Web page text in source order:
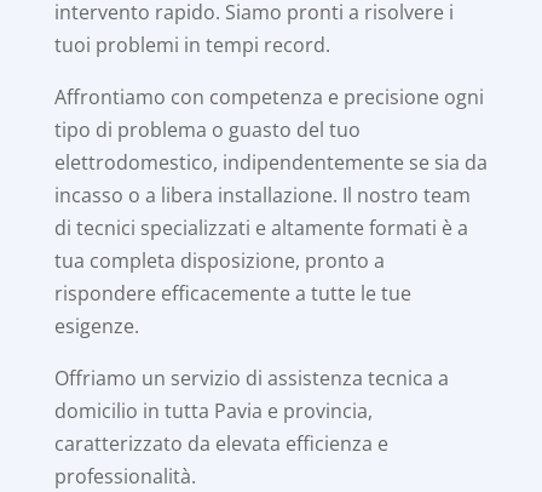
intervento rapido. Siamo pronti a risolvere i
tuoi problemi in tempi record.
Affrontiamo con competenza e precisione ogni
tipo di problema o guasto del tuo
elettrodomestico, indipendentemente se sia da
incasso o a libera installazione. Il nostro team
di tecnici specializzati e altamente formati è a
tua completa disposizione, pronto a
rispondere efficacemente a tutte le tue
esigenze.
Offriamo un servizio di assistenza tecnica a
domicilio in tutta Pavia e provincia,
caratterizzato da elevata efficienza e
professionalità.